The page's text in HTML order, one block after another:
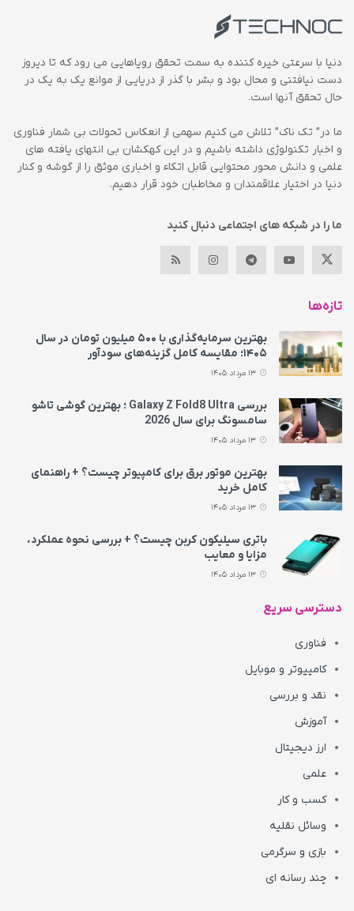
دنیا با سرعتی خیره کننده به سمت تحقق رویاهایی می رود که تا دیروز
دست نیافتنی و محال بود و بشر با گذر از دریایی از موانع یک به یک در
حال تحقق آنها است.
ما در” تک ناک” تلاش می کنیم سهمی از انعکاس تحولات بی شمار فناوری
و اخبار تکنولوژی داشته باشیم و در این کهکشان بی انتهای یافته های
علمی و دانش محور محتوایی قابل اتکاء و اخباری موثق را از گوشه و کنار
دنیا در اختیار علاقمندان و مخاطبان خود قرار دهیم.
ما را در شبکه های اجتماعی دنبال کنید
تازه‌ها
بهترین سرمایه‌گذاری با ۵۰۰ میلیون تومان در سال
۱۴۰۵؛ مقایسه کامل گزینه‌های سودآور
بررسی Galaxy Z Fold8 Ultra ؛ بهترین گوشی تاشو
سامسونگ برای سال 2026
بهترین موتور برق برای کامپیوتر چیست؟ + راهنمای
کامل خرید
باتری سیلیکون کربن چیست؟ + بررسی نحوه عملکرد،
مزایا و معایب
دسترسی سریع
فناوری
کامپیوتر و موبایل
نقد و بررسی
آموزش
ارز دیجیتال
علمی
کسب و کار
وسائل نقلیه
بازی و سرگرمی
چند رسانه ای